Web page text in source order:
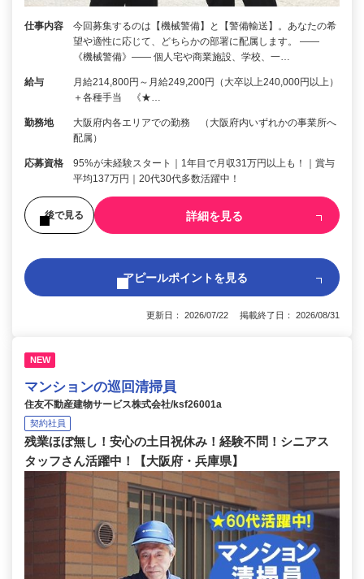
仕事内容
今回募集するのは【機械警備】と【警備輸送】。あなたの希
望や適性に応じて、どちらかの部署に配属します。 ――
《機械警備》―― 個人宅や商業施設、学校、一…
給与
月給214,800円～月給249,200円（大卒以上240,000円以上）
＋各種手当 《★…
勤務地
大阪府内各エリアでの勤務 （大阪府内いずれかの事業所へ
配属）
応募資格
95%が未経験スタート｜1年目で月収31万円以上も！｜賞与
平均137万円｜20代30代多数活躍中！
後で見る 詳細を見る
アピールポイントを見る
更新日： 2026/07/22 掲載終了日： 2026/08/31
NEW
マンションの巡回清掃員
住友不動産建物サービス株式会社/ksf26001a
契約社員
残業ほぼ無し！安心の土日祝休み！経験不問！シニアス
タッフさん活躍中！【大阪府・兵庫県】